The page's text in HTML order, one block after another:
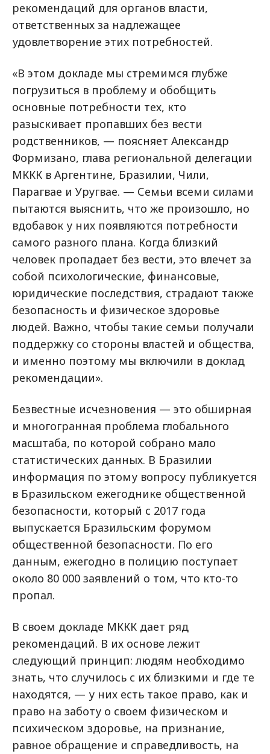
рекомендаций для органов власти,
ответственных за надлежащее
удовлетворение этих потребностей.
«В этом докладе мы стремимся глубже
погрузиться в проблему и обобщить
основные потребности тех, кто
разыскивает пропавших без вести
родственников, — поясняет Александр
Формизано, глава региональной делегации
МККК в Аргентине, Бразилии, Чили,
Парагвае и Уругвае. — Семьи всеми силами
пытаются выяснить, что же произошло, но
вдобавок у них появляются потребности
самого разного плана. Когда близкий
человек пропадает без вести, это влечет за
собой психологические, финансовые,
юридические последствия, страдают также
безопасность и физическое здоровье
людей. Важно, чтобы такие семьи получали
поддержку со стороны властей и общества,
и именно поэтому мы включили в доклад
рекомендации».
Безвестные исчезновения — это обширная
и многогранная проблема глобального
масштаба, по которой собрано мало
статистических данных. В Бразилии
информация по этому вопросу публикуется
в Бразильском ежегоднике общественной
безопасности, который с 2017 года
выпускается Бразильским форумом
общественной безопасности. По его
данным, ежегодно в полицию поступает
около 80 000 заявлений о том, что кто-то
пропал.
В своем докладе МККК дает ряд
рекомендаций. В их основе лежит
следующий принцип: людям необходимо
знать, что случилось с их близкими и где те
находятся, — у них есть такое право, как и
право на заботу о своем физическом и
психическом здоровье, на признание,
равное обращение и справедливость, на